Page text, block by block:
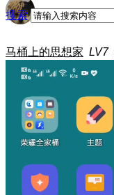
搜索
马桶上的思想家 LV7